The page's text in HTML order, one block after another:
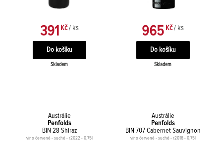
391 Kč / ks
Skladem
965 Kč / ks
Skladem
Austrálie
Penfolds
BIN 28 Shiraz
víno červené - suché - r2022 - 0,75l
Austrálie
Penfolds
BIN 707 Cabernet Sauvignon
víno červené - suché - r2016 - 0,75l